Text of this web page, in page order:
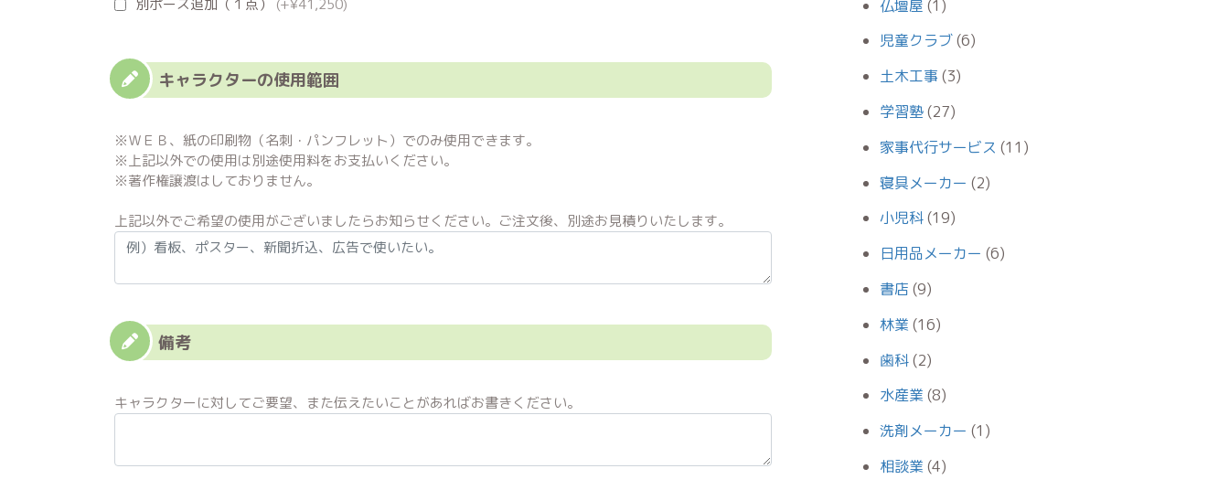
別ポーズ追加（１点） (+¥41,250)
キャラクターの使用範囲
※ＷＥＢ、紙の印刷物（名刺・パンフレット）でのみ使用できます。
※上記以外での使用は別途使用料をお支払いください。
※著作権譲渡はしておりません。
上記以外でご希望の使用がございましたらお知らせください。ご注文後、別途お見積りいたします。
備考
キャラクターに対してご要望、また伝えたいことがあればお書きください。
仏壇屋 (1)
児童クラブ(6)
土木工事 (3)
学習塾(27)
家事代行サービス (11)
寝具メーカー (2)
小児科(19)
日用品メーカー (6)
書店 (9)
林業 (16)
歯科(2)
水産業 (8)
洗剤メーカー (1)
相談業 (4)